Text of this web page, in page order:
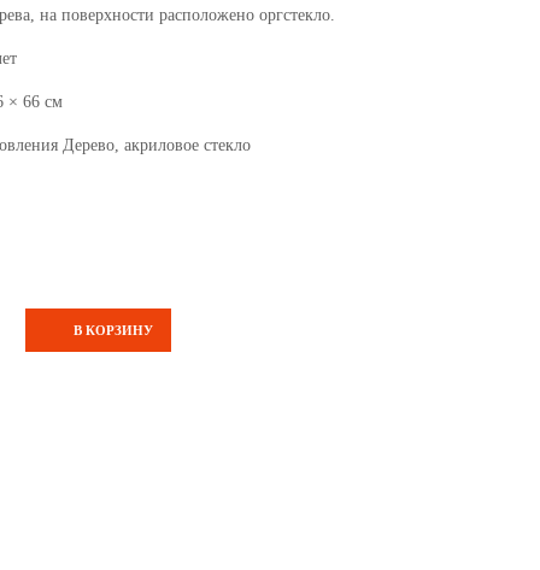
на поверхности расположено оргстекло.
× 66 см
Дерево, акриловое стекло